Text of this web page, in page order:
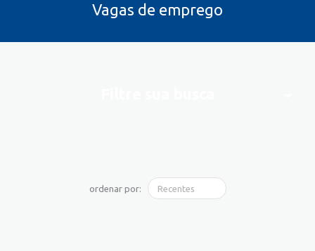
Vagas de emprego
ordenar por: